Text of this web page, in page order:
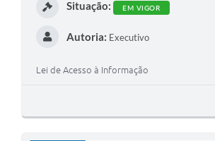
Situação: EM VIGOR
Autoria: Executivo
Lei de Acesso à Informação